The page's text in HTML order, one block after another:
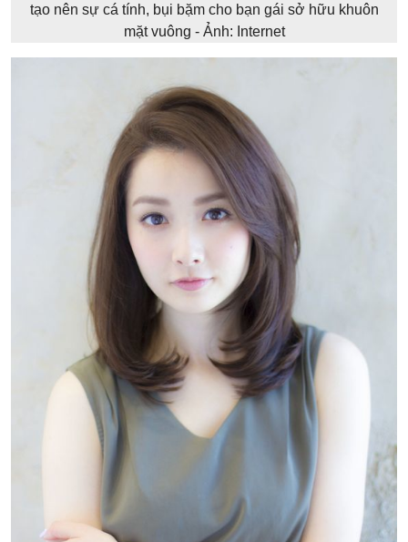
tạo nên sự cá tính, bụi bặm cho bạn gái sở hữu khuôn
mặt vuông - Ảnh: Internet